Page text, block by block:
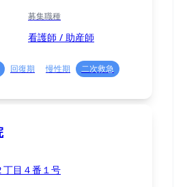
募集職種
看護師 / 助産師
回復期 慢性期
二次救急
丁目４番１号